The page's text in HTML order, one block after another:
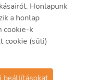
B/2021/001301
Honlapunk
a honlap
cookie-k
cookie (süti)